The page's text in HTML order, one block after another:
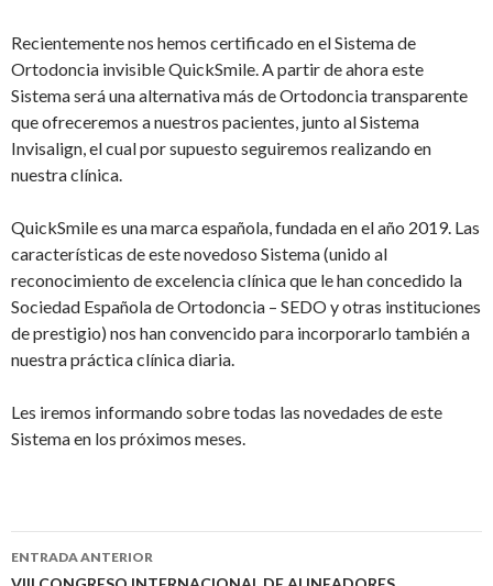
Recientemente nos hemos certificado en el Sistema de
Ortodoncia invisible QuickSmile. A partir de ahora este
Sistema será una alternativa más de Ortodoncia transparente
que ofreceremos a nuestros pacientes, junto al Sistema
Invisalign, el cual por supuesto seguiremos realizando en
nuestra clínica.
QuickSmile es una marca española, fundada en el año 2019. Las
características de este novedoso Sistema (unido al
reconocimiento de excelencia clínica que le han concedido la
Sociedad Española de Ortodoncia – SEDO y otras instituciones
de prestigio) nos han convencido para incorporarlo también a
nuestra práctica clínica diaria.
Les iremos informando sobre todas las novedades de este
Sistema en los próximos meses.
Ir
ENTRADA ANTERIOR